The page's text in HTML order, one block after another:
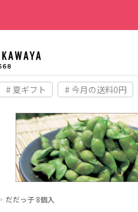
# 夏ギフト # 今月の送料0円
だだっ子 8個入